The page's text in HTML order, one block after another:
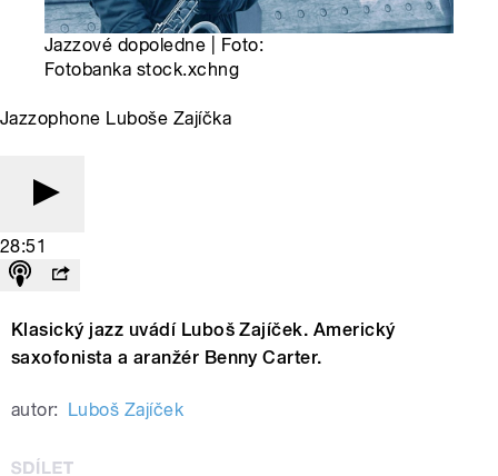
Jazzové dopoledne | Foto:
Fotobanka stock.xchng
Jazzophone Luboše Zajíčka
28:51
Klasický jazz uvádí Luboš Zajíček. Americký
saxofonista a aranžér Benny Carter.
autor: Luboš Zajíček